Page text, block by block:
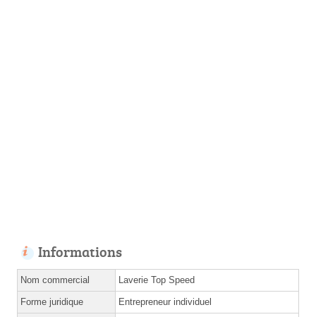
Informations
Nom commercial Laverie Top Speed
Forme juridique Entrepreneur individuel